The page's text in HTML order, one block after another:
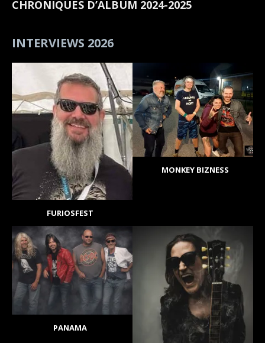
CHRONIQUES D’ALBUM 2024-2025
INTERVIEWS 2026
FURIOSFEST
MONKEY BIZNESS
PANAMA